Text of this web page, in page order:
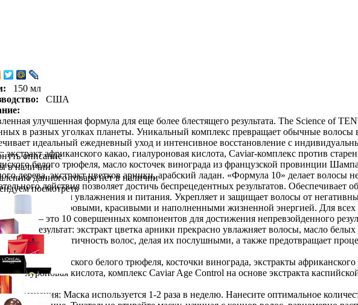
150 мл
США
улучшенная формула для еще более блестящего результата. The Science of
в разных уголках планеты. Уникальный комплекс превращает обычные волосы
идеальный ежедневный уход и интенсивное восстановление с
экстракт африканского какао, гиалуроновая кислота, Caviar-комплекс против
белого трюфеля, масло косточек винограда из французской провинции
дерева, экстракт цветков арники, арабский ладан. «Формула 10» делает
действия позволяет достичь беспрецедентных результатов.
уровнем увлажнения и питания. Укрепляет и защищает волосы от
становятся здоровыми, красивыми и наполненными жизненной энергией. Для
of TEN – это 10 совершенных компонентов для достижения непревзойденного
результат: экстракт цветка арники прекрасно увлажняет волосы, масло
эластичность волос, делая их послушными, а также предотвращает
Масла европейского белого трюфеля, косточки винограда, экстракты
гиалуроновая кислота, комплекс Caviar Age Control на основе экстракта
применения: Маска используется 1-2 раза в неделю. Нанесите оптимальное
описание
в наличии
данного товара нет в наличии
посмотреть
Professional PROFESSIONNELLE Laque Лак для укладки сверхсильной